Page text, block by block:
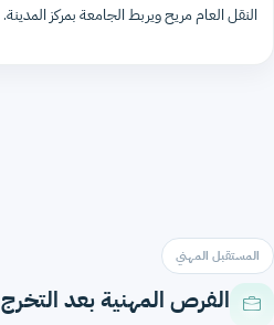
النقل العام مريح ويربط الجامعة بمركز المدينة.
المستقبل المهني
الفرص المهنية بعد التخرج